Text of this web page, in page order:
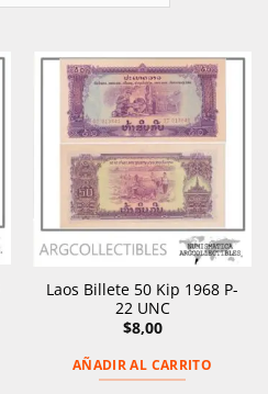
Laos Billete 50 Kip 1968 P-
22 UNC
$8,00
AÑADIR AL CARRITO